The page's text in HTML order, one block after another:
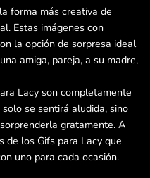
forma más creativa de
Estas imágenes con
la opción de sorpresa ideal
amiga, pareja, a su madre,
Lacy son completamente
se sentirá aludida, sino
gratamente. A
de los Gifs para Lacy que
uno para cada ocasión.